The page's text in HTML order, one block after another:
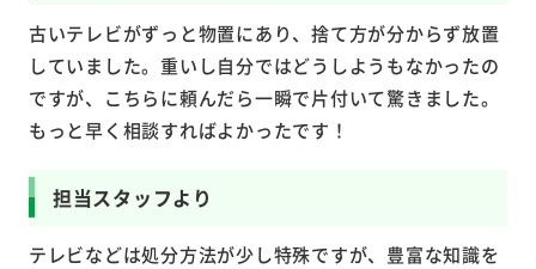
古いテレビがずっと物置にあり、捨て方が分からず放置
していました。重いし自分ではどうしようもなかったの
ですが、こちらに頼んだら一瞬で片付いて驚きました。
もっと早く相談すればよかったです！
担当スタッフより
テレビなどは処分方法が少し特殊ですが、豊富な知識を